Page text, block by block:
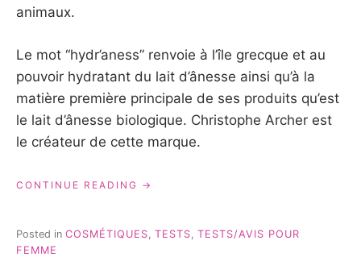
animaux.
Le mot “hydr’aness” renvoie à l’île grecque et au
pouvoir hydratant du lait d’ânesse ainsi qu’à la
matière première principale de ses produits qu’est
le lait d’ânesse biologique. Christophe Archer est
le créateur de cette marque.
CONTINUE READING « LES
:
Posted in COSMÉTIQUES TESTS TESTS/AVIS POUR
FEMME